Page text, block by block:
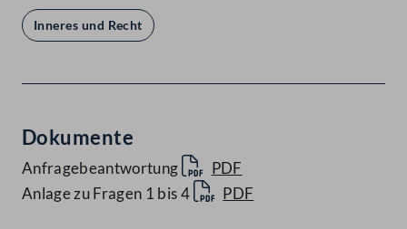
Inneres und Recht
Dokumente
Anfragebeantwortung
PDF
Anlage zu Fragen 1 bis 4
PDF